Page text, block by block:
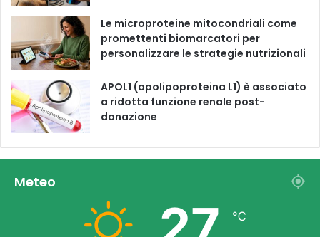
Le microproteine ​​mitocondriali come
promettenti biomarcatori per
personalizzare le strategie nutrizionali
APOL1 (apolipoproteina L1) è associato
a ridotta funzione renale post-
donazione
Meteo
℃